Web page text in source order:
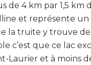
4 km par 1,5 km
et représente
la truite y trouve
c’est que ce lac
et à moins